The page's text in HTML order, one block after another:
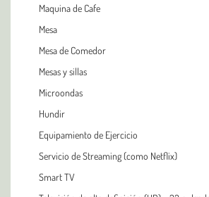
Maquina de Cafe
Mesa
Mesa de Comedor
Mesas y sillas
Microondas
Hundir
Equipamiento de Ejercicio
Servicio de Streaming (como Netflix)
Smart TV